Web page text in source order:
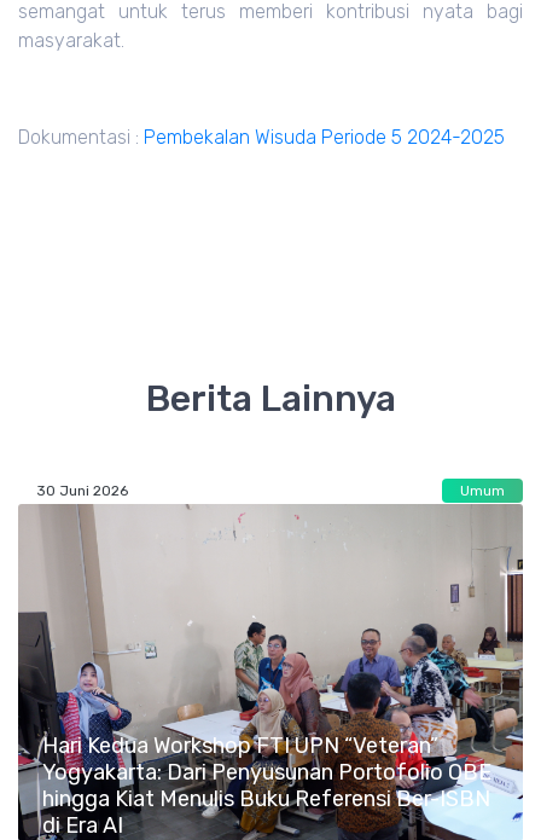
semangat untuk terus memberi kontribusi nyata bagi
masyarakat.
Dokumentasi : Pembekalan Wisuda Periode 5 2024-2025
Berita Lainnya
30 Juni 2026 Umum
Hari Kedua Workshop FTI UPN “Veteran”
Yogyakarta: Dari Penyusunan Portofolio OBE
hingga Kiat Menulis Buku Referensi Ber-ISBN
di Era AI